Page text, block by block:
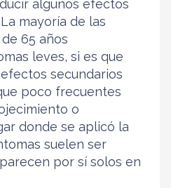
algunos efectos
mayoría de las
65 años
leves, si es que
secundarios
poco frecuentes
o
donde se aplicó la
suelen ser
por sí solos en